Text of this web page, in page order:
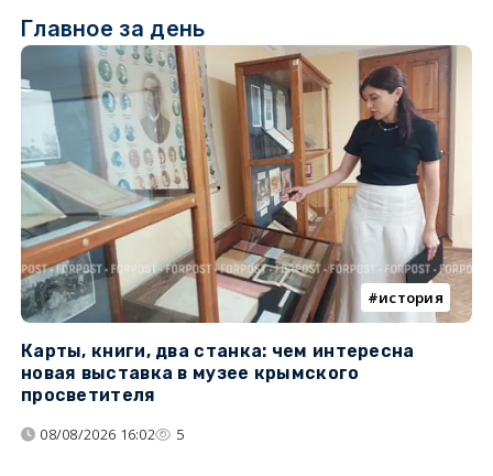
Главное за день
история
Карты, книги, два станка: чем интересна
новая выставка в музее крымского
просветителя
08/08/2026 16:02 5